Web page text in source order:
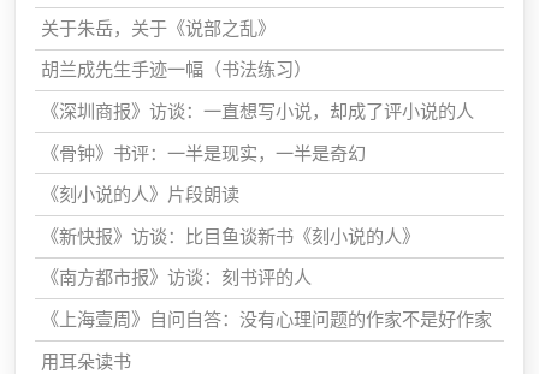
关于朱岳，关于《说部之乱》
胡兰成先生手迹一幅（书法练习）
《深圳商报》访谈：一直想写小说，却成了评小说的人
《骨钟》书评：一半是现实，一半是奇幻
《刻小说的人》片段朗读
《新快报》访谈：比目鱼谈新书《刻小说的人》
《南方都市报》访谈：刻书评的人
《上海壹周》自问自答：没有心理问题的作家不是好作家
用耳朵读书